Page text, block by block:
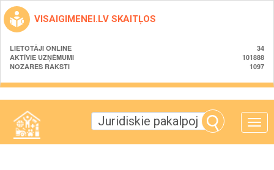
VISAIGIMENEI.LV SKAITĻOS
LIETOTĀJI ONLINE
34
AKTĪVIE UZŅĒMUMI
101888
NOZARES RAKSTI
1097
Toggle